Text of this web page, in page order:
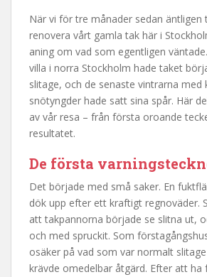
När vi för tre månader sedan
renovera vårt gamla tak här i
aning om vad som egentligen
villa i norra Stockholm hade taket
slitage, och de senaste vintrarna med
snötyngder hade satt sina spår. Här
av vår resa – från första oroande
resultatet.
De första
Det började med små saker. En
dök upp efter ett kraftigt regnoväder.
att takpannorna började se slitna ut,
och med spruckit. Som
osäker på vad som var normalt
krävde omedelbar åtgärd. Efter att ha